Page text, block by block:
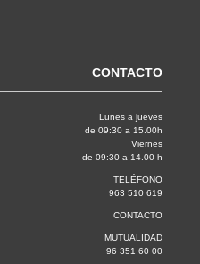
CONTACTO
Lunes a jueves
de 09:30 a 15.00h
Viernes
de 09:30 a 14.00 h
TELÉFONO
963 510 619
CONTACTO
MUTUALIDAD
96 351 60 00